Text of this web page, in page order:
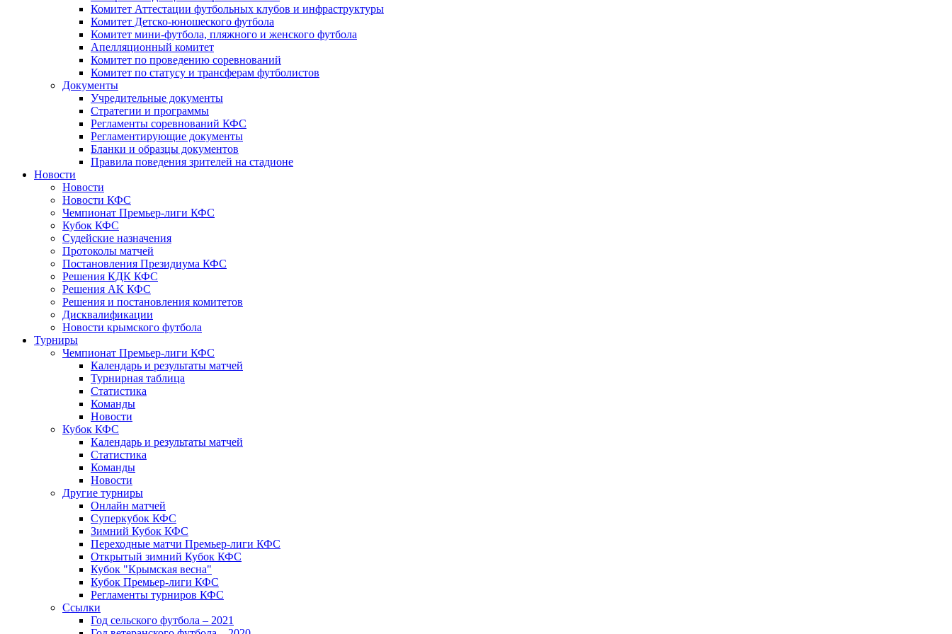
Комитет Аттестации футбольных клубов и инфраструктуры
Комитет Детско-юношеского футбола
Комитет мини-футбола, пляжного и женского футбола
Апелляционный комитет
Комитет по проведению соревнований
Комитет по статусу и трансферам футболистов
Документы
Учредительные документы
Стратегии и программы
Регламенты соревнований КФС
Регламентирующие документы
Бланки и образцы документов
Правила поведения зрителей на стадионе
Новости
Новости
Новости КФС
Чемпионат Премьер-лиги КФС
Кубок КФС
Судейские назначения
Протоколы матчей
Постановления Президиума КФС
Решения КДК КФС
Решения АК КФС
Решения и постановления комитетов
Дисквалификации
Новости крымского футбола
Турниры
Чемпионат Премьер-лиги КФС
Календарь и результаты матчей
Турнирная таблица
Статистика
Команды
Новости
Кубок КФС
Календарь и результаты матчей
Статистика
Команды
Новости
Другие турниры
Онлайн матчей
Суперкубок КФС
Зимний Кубок КФС
Переходные матчи Премьер-лиги КФС
Открытый зимний Кубок КФС
Кубок "Крымская весна"
Кубок Премьер-лиги КФС
Регламенты турниров КФС
Ссылки
Год сельского футбола – 2021